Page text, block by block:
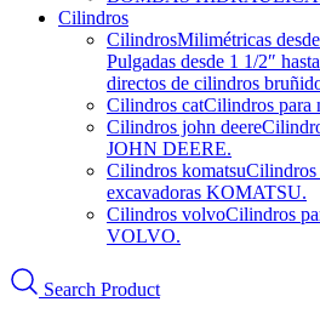
Cilindros
CilindrosMilimétricas
Pulgadas desde 1 1/2″
directos de cilindros
Cilindros catCilindros para
Cilindros john deere
JOHN DEERE.
Cilindros komatsuCilindros
excavadoras KOMATSU.
Cilindros volvoCilindros
VOLVO.
Search Product